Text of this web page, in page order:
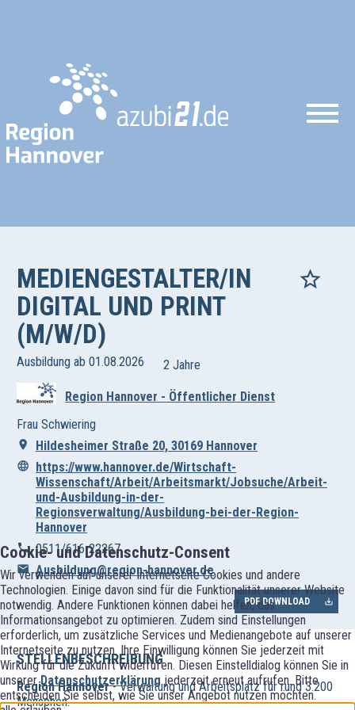
Cookie- und Datenschutz-Consent
Wir verwenden auf unserer Internetseite Cookies und andere
Technologien. Einige davon sind für die Funktionalität unserer Website
notwendig. Andere Funktionen können dabei helfen, das
Informationsangebot zu optimieren. Zudem sind Einstellungen
erforderlich, um zusätzliche Services und Medienangebote auf unserer
Internetseite zu nutzen. Ihre Einwilligung können Sie jederzeit mit
Wirkung für die Zukunft widerrufen. Diesen Einstelldialog können Sie in
unsererDatenschutzerklärung jederzeit erneut aufrufen. Bitte
entscheiden Sie selbst, wie Sie unser Angebot nutzen möchten.
MEDIENGESTALTER/IN
DIGITAL UND PRINT
(M/W/D)
Ausbildung ab 01.08.2026 2 Jahre
Region Hannover - Öffentlicher Dienst
Frau Schwiering
Hildesheimer Straße 20, 30169 Hannover
https://www.hannover.de/Wirtschaft-
Wissenschaft/Arbeit/Arbeitsmarkt/Jobsuche/Arbeit-
und-Ausbildung-in-der-
Regionsverwaltung/Ausbildung-bei-der-Region-
Hannover
0511/616-22267
Ausbildung@region-hannover.de
PDF DOWNLOAD
STELLENBESCHREIBUNG
Region Hannover- Verwaltung und Arbeitsplatz für rund 3.200
Menschen.